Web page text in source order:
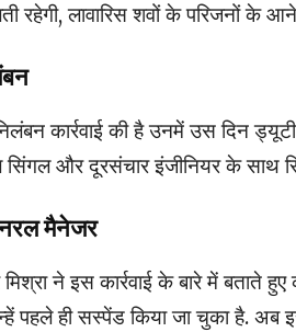
रहेगी, लावारिस शवों के परिजनों के
कार्रवाई की है उनमें उस दिन
सिंगल और दूरसंचार इंजीनियर के साथ
मैनेजर
ने इस कार्रवाई के बारे में बताते हुए
पहले ही सस्पेंड किया जा चुका है.